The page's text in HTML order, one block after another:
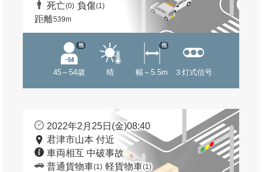
死亡(0) 負傷(1)
距離539m
45～54歳
他
晴 幅～5.5m
他
３灯式信号
2022年2月25日(金)08:40
君津市山本 付近
車両相互 中破事故
普通貨物車(1) 軽貨物車(1)